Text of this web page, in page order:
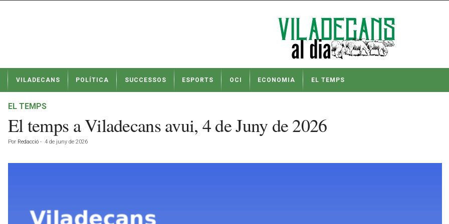
t
VILADECANS POLÍTICA SUCCESSOS ESPORTS OCI ECONOMIA EL TEMPS
EL TEMPS
El temps a Viladecans avui, 4 de Juny de 2026
Por Redacció - 4 de juny de 2026